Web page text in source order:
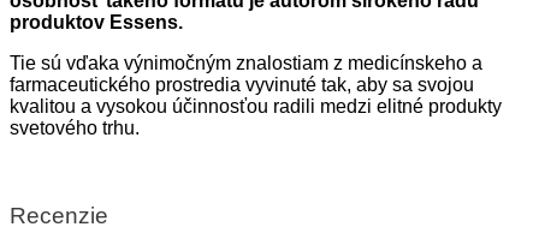
produktov Essens.
Tie sú vďaka výnimočným znalostiam z medicínskeho a
farmaceutického prostredia vyvinuté tak, aby sa svojou
kvalitou a vysokou účinnosťou radili medzi elitné produkty
svetového trhu.
Recenzie